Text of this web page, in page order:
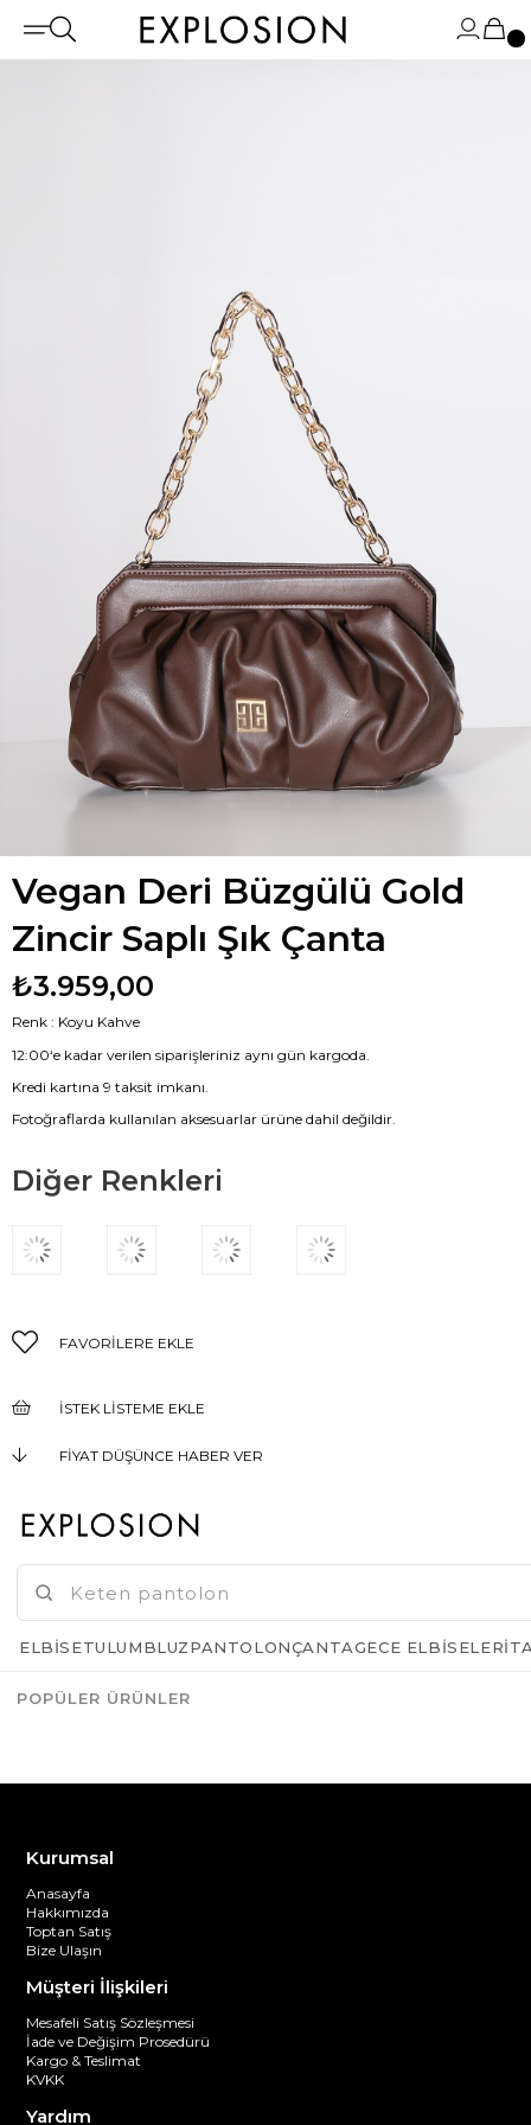
Vegan Deri Büzgülü Gold
Zincir Saplı Şık Çanta
₺3.959,00
Renk : Koyu Kahve
12:00‘e kadar verilen siparişleriniz aynı gün kargoda.
Kredi kartına 9 taksit imkanı.
Fotoğraflarda kullanılan aksesuarlar ürüne dahil değildir.
Diğer Renkleri
FAVORILERE EKLE
İSTEK LISTEME EKLE
FIYAT DÜŞÜNCE HABER VER
Kurumsal
Anasayfa
Hakkımızda
Toptan Satış
Bize Ulaşın
Müşteri İlişkileri
Mesafeli Satış Sözleşmesi
İade ve Değişim Prosedürü
Kargo & Teslimat
KVKK
Yardım
ELBISETULUMBLUZPANTOLONÇANTAGECE ELBISELERI
POPÜLER ÜRÜNLER